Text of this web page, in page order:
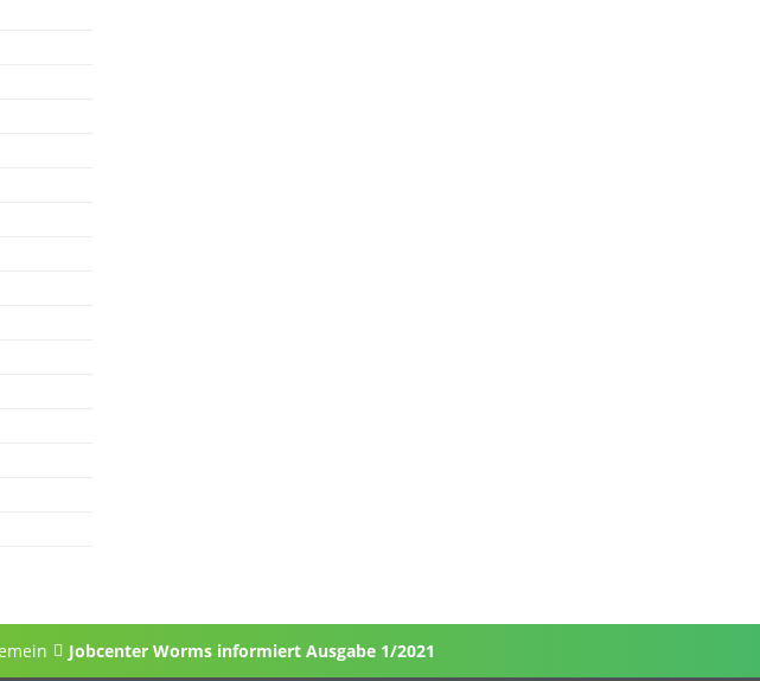
Jobcenter Worms informiert Ausgabe 1/2021